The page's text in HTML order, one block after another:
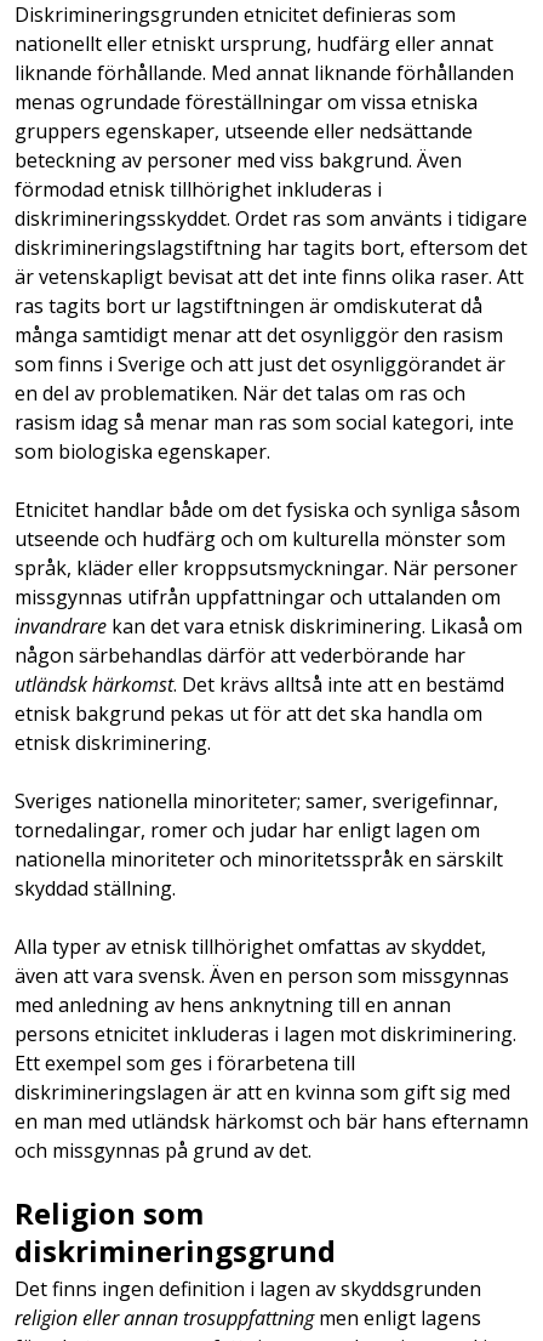
Diskrimineringsgrunden etnicitet definieras som
nationellt eller etniskt ursprung, hudfärg eller annat
liknande förhållande. Med annat liknande förhållanden
menas ogrundade föreställningar om vissa etniska
gruppers egenskaper, utseende eller nedsättande
beteckning av personer med viss bakgrund. Även
förmodad etnisk tillhörighet inkluderas i
diskrimineringsskyddet. Ordet ras som använts i tidigare
diskrimineringslagstiftning har tagits bort, eftersom det
är vetenskapligt bevisat att det inte finns olika raser. Att
ras tagits bort ur lagstiftningen är omdiskuterat då
många samtidigt menar att det osynliggör den rasism
som finns i Sverige och att just det osynliggörandet är
en del av problematiken. När det talas om ras och
rasism idag så menar man ras som social kategori, inte
som biologiska egenskaper.
Etnicitet handlar både om det fysiska och synliga såsom
utseende och hudfärg och om kulturella mönster som
språk, kläder eller kroppsutsmyckningar. När personer
missgynnas utifrån uppfattningar och uttalanden om
invandrare kan det vara etnisk diskriminering. Likaså om
någon särbehandlas därför att vederbörande har
utländsk härkomst. Det krävs alltså inte att en bestämd
etnisk bakgrund pekas ut för att det ska handla om
etnisk diskriminering.
Sveriges nationella minoriteter; samer, sverigefinnar,
tornedalingar, romer och judar har enligt lagen om
nationella minoriteter och minoritetsspråk en särskilt
skyddad ställning.
Alla typer av etnisk tillhörighet omfattas av skyddet,
även att vara svensk. Även en person som missgynnas
med anledning av hens anknytning till en annan
persons etnicitet inkluderas i lagen mot diskriminering.
Ett exempel som ges i förarbetena till
diskrimineringslagen är att en kvinna som gift sig med
en man med utländsk härkomst och bär hans efternamn
och missgynnas på grund av det.
Religion som
diskrimineringsgrund
Det finns ingen definition i lagen av skyddsgrunden
religion eller annan trosuppfattningmen enligt lagens